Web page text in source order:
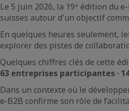
Le 5 juin 2026, la 19ᵉ édition du
suisses autour d'un objectif
En quelques heures seulement,
explorer des pistes de
Quelques chiffres clés de cette
63 entreprises participantes ·
Dans un contexte où le
e-B2B confirme son rôle de